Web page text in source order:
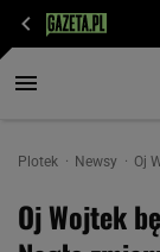
Plotek Newsy Oj
Oj Wojtek